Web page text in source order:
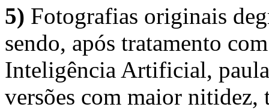
5) Fotografias originais
sendo, após tratamento
Inteligência Artificial,
versões com maior nitidez,